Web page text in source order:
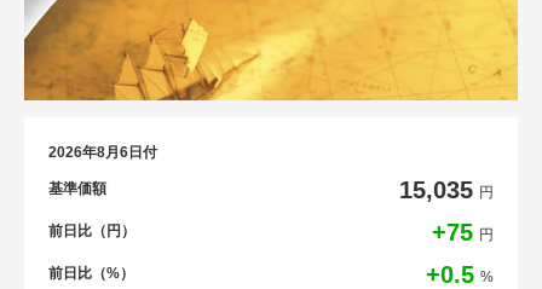
2026年8月6日付
基準価額 15,035 円
前日比（円） +75 円
前日比（%） +0.5 %